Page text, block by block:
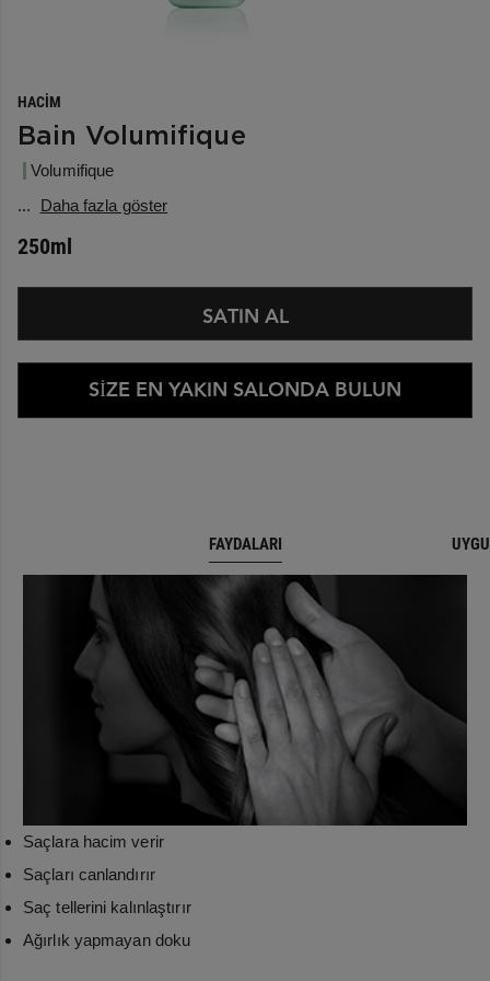
HACIM
Bain Volumifique
Volumifique
... Daha fazla göster
250ml
SATIN AL
SİZE EN YAKIN SALONDA BULUN
FAYDALARI
Saçlara hacim verir
Saçları canlandırır
Saç tellerini kalınlaştırır
Ağırlık yapmayan doku